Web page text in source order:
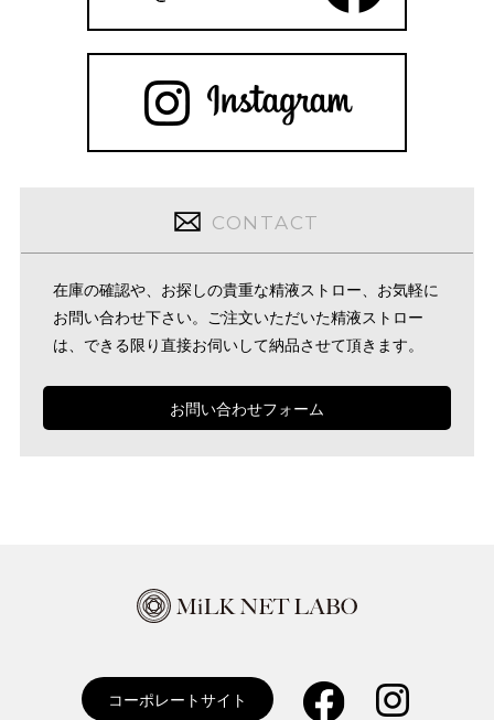
CONTACT
在庫の確認や、お探しの貴重な精液ストロー、お気軽に
お問い合わせ下さい。ご注文いただいた精液ストロー
は、できる限り直接お伺いして納品させて頂きます。
お問い合わせフォーム
コーポレートサイト